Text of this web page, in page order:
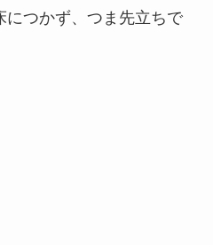
につかず、つま先立ちで